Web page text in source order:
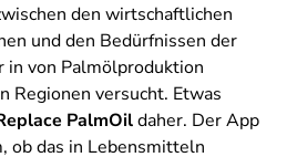
den wirtschaftlichen
und den Bedürfnissen der
in von Palmölproduktion
Regionen versucht. Etwas
PalmOildaher. Der App
ob das in Lebensmitteln